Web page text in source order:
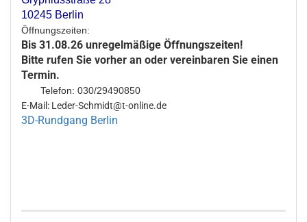
10245 Berlin
Öffnungszeiten:
Bis 31.08.26 unregelmäßige Öffnungszeiten!
Bitte rufen Sie vorher an oder vereinbaren Sie einen
Termin.
Telefon: 030/29490850
E-Mail: Leder-Schmidt@t-online.de
3D-Rundgang Berlin